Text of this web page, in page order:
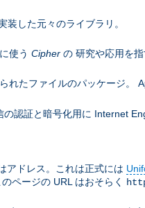
装した元々のライブラリ。
使う Cipher の 研究や応用を指
れたファイルのパッケージ。
認証と暗号化用に Internet
アドレス。これは正式には
ページの URL はおそらく